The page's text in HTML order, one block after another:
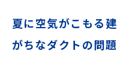
夏に空気がこもる
がちなダクトの問題